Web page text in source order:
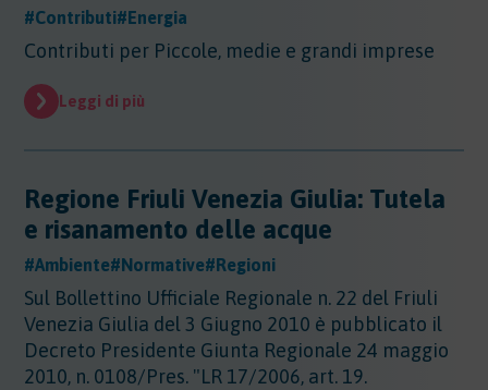
#Contributi#Energia
Contributi per Piccole, medie e grandi imprese
Leggi di più
Regione Friuli Venezia Giulia: Tutela
e risanamento delle acque
#Ambiente#Normative#Regioni
Sul Bollettino Ufficiale Regionale n. 22 del Friuli
Venezia Giulia del 3 Giugno 2010 è pubblicato il
Decreto Presidente Giunta Regionale 24 maggio
2010, n. 0108/Pres. "LR 17/2006, art. 19.